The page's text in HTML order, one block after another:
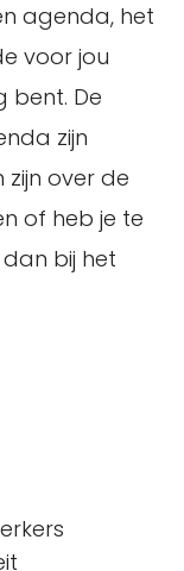
agenda, het
voor jou
bent. De
zijn
over de
of heb je te
dan bij het